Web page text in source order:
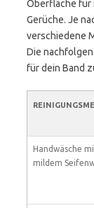
Oberfläche für
Gerüche. Je
verschiedene
Die
für dein Band
Handwäsche
mildem